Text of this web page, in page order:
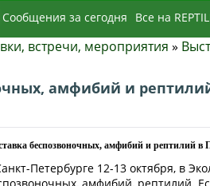
встречи, мероприятия »
амфибий и
беспозвоночных, амфибий и рептилий в
Петербурге 12-13 октября, в
Сообщения за сегодня Bсе на